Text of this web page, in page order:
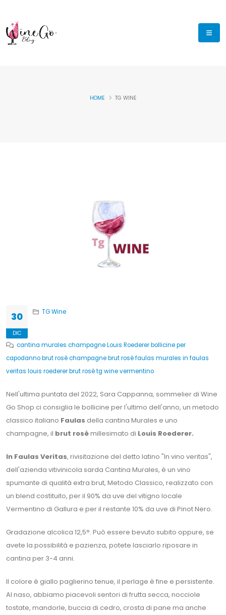
HOME TG WINE
30
DIC
TG Wine
cantina murales champagneLouis Roedererbollicine per
capodannobrut rosèchampagne brut rosèfaulas murales in faulas
veritas louis roederer brut rosètg winevermentino
Nell'ultima puntata del 2022, Sara Cappanna, sommelier di Wine
Go Shop ci consiglia le bollicine per l'ultimo dell'anno, un metodo
classico italiano Faulas della cantina Murales e uno
champagne, il brut rosémillesimato di Louis Roederer.
In Faulas Veritas, rivisitazione del detto latino "In vino veritas",
dell'azienda vitivinicola sarda Cantina Murales, è un vino
spumante di qualità extra brut, Metodo Classico, realizzato con
un blend costituito, per il 90% da uve del vitigno locale
Vermentino di Gallura e per il restante 10% da uve di Pinot Nero.
Gradazione alcolica 12,5°. Può essere bevuto subito oppure, se
avete la possibilità e pazienza, potete lasciarlo riposare in
cantina per 3-4 anni.
Il colore è giallo paglierino tenue, il perlage è fine e persistente.
Al naso, abbiamo piacevoli sentori di frutta secca, nocciole
tostate, mandorle, buccia di cedro, crosta di pane ma anche